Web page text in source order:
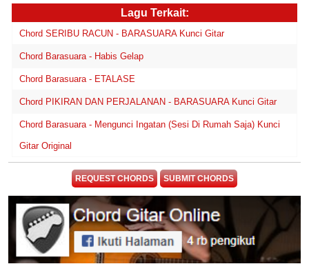
Lagu Terkait:
Chord SERIBU RACUN - BARASUARA Kunci Gitar
Chord Barasuara - Habis Gelap
Chord Barasuara - ETALASE
Chord PIKIRAN DAN PERJALANAN - BARASUARA Kunci Gitar
Chord Barasuara - Mengunci Ingatan (Sesi Di Rumah Saja) Kunci
Gitar Original
REQUEST CHORDS SUBMIT CHORDS